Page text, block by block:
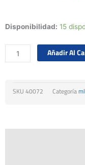
Disponibilidad: 15
Juego
2.0
16v
Añadir Al
SKU 40072 Categoría